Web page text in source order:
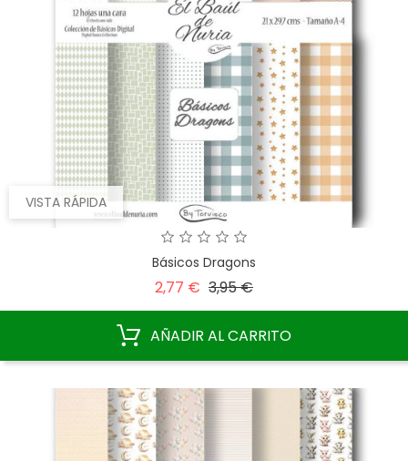
VISTA RÁPIDA
Básicos Dragons
2,77 € Precio
3,95 €Precio
AÑADIR AL CARRITO